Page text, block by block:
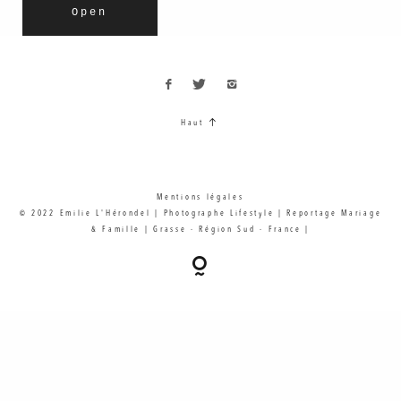
Open
© 2022 Emilie L'Hérondel | Photographe Lifestyle | Reportage Mariage
& Famille | Grasse - Région Sud - France |
Mentions légales
Haut